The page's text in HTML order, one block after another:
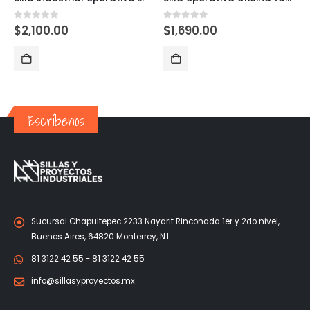
0 out of 5
$2,100.00 0out of 5
$1,690.00
Escríbenos
Sucursal Chapultepec 2233 Nayarit Rinconada 1er y 2do nivel,
Buenos Aires, 64820 Monterrey, N.L.
81 3122 42 55 - 81 3122 42 55
info@sillasyproyectos.mx